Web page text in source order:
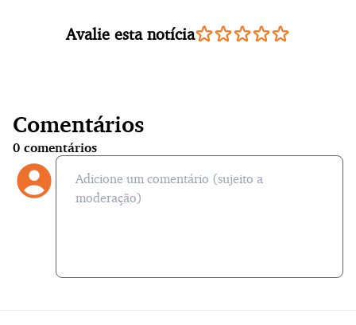
Avalie esta notícia
Comentários
0 comentários